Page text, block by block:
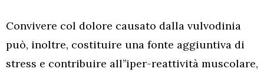
Convivere col dolore causato dalla vulvodinia
può, inoltre, costituire una fonte aggiuntiva di
stress e contribuire all’’iper-reattività muscolare,